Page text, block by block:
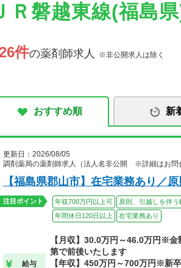
Ｒ磐越東線(福島
件の薬剤師求人 ※非公開求人は除く
おすすめ順 新
更新日：2026/08/05
調剤薬局の薬剤師求人（法人名非公開 ※詳細はお問
【福島県郡山市】在宅業務あり／
注目ポイント 年収700万円以上可 原則、引越しを伴う
年間休日120日以上
在宅業務あり
給与
【月収】30.0万円～46.0万円※金
第で前後いたします
【年収】450万円～700万円※新